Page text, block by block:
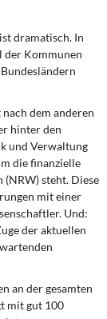
dramatisch. In
der Kommunen
dem anderen
hinter den
und Verwaltung
die finanzielle
steht. Diese
mit einer
Und:
der aktuellen
an der gesamten
mit gut 100